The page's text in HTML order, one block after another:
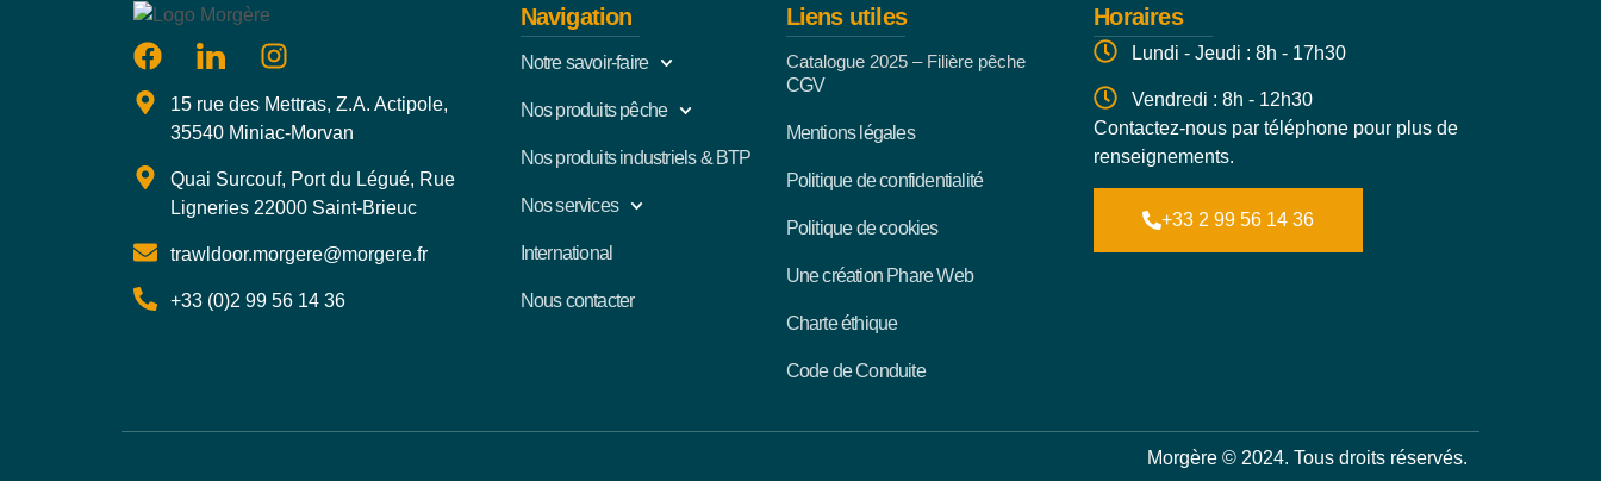
15 rue des Mettras, Z.A. Actipole,
35540 Miniac-Morvan
Quai Surcouf, Port du Légué, Rue
Ligneries 22000 Saint-Brieuc
trawldoor.morgere@morgere.fr
+33 (0)2 99 56 14 36
Navigation
Notre savoir-faire
Nos produits pêche
Nos produits industriels & BTP
Nos services
International
Nous contacter
Liens utiles
Catalogue 2025 – Filière pêche
CGV
Mentions légales
Politique de confidentialité
Politique de cookies
Une création Phare Web
Charte éthique
Code de Conduite
Horaires
Lundi - Jeudi : 8h - 17h30
Vendredi : 8h - 12h30
Contactez-nous par téléphone pour plus de
renseignements.
+33 2 99 56 14 36
Morgère © 2024. Tous droits réservés.